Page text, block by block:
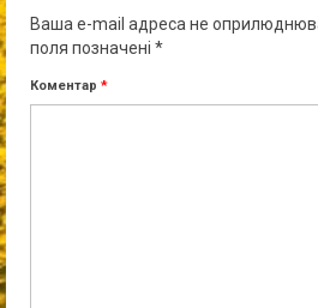
Ваша e-mail адреса не
поля позначені *
Коментар *